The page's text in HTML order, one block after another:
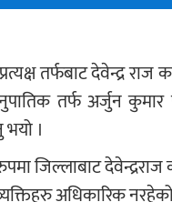
तर्फबाट देवेन्द्र राज
तर्फ अर्जुन कुमार
।
जिल्लाबाट